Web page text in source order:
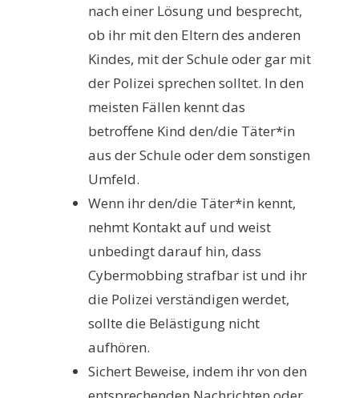
nach einer Lösung und besprecht,
ob ihr mit den Eltern des anderen
Kindes, mit der Schule oder gar mit
der Polizei sprechen solltet. In den
meisten Fällen kennt das
betroffene Kind den/die Täter*in
aus der Schule oder dem sonstigen
Umfeld.
Wenn ihr den/die Täter*in kennt,
nehmt Kontakt auf und weist
unbedingt darauf hin, dass
Cybermobbing strafbar ist und ihr
die Polizei verständigen werdet,
sollte die Belästigung nicht
aufhören.
Sichert Beweise, indem ihr von den